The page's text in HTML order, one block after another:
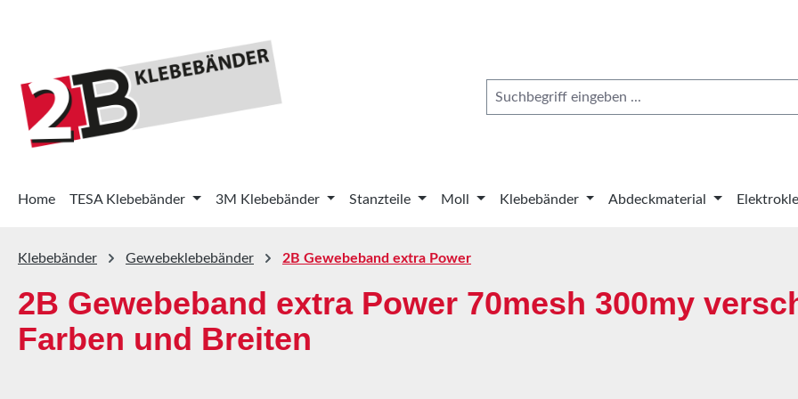
Home TESA Klebebänder 3M Klebebänder Stanzteile Moll Klebebänder Abdeckmaterial
Klebebänder Gewebeklebebänder 2B Gewebeband extra Power
2B Gewebeband extra Power 70mesh 300my
Farben und Breiten